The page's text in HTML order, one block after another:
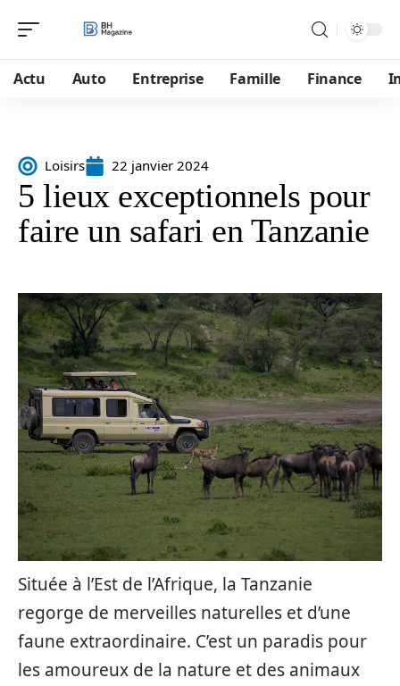
Actu Auto Entreprise Famille Finance
Loisirs 22 janvier 2024
5 lieux exceptionnels pour
faire un safari en Tanzanie
Située à l’Est de l’Afrique, la Tanzanie
regorge de merveilles naturelles et d’une
faune extraordinaire. C’est un paradis pour
les amoureux de la nature et des animaux